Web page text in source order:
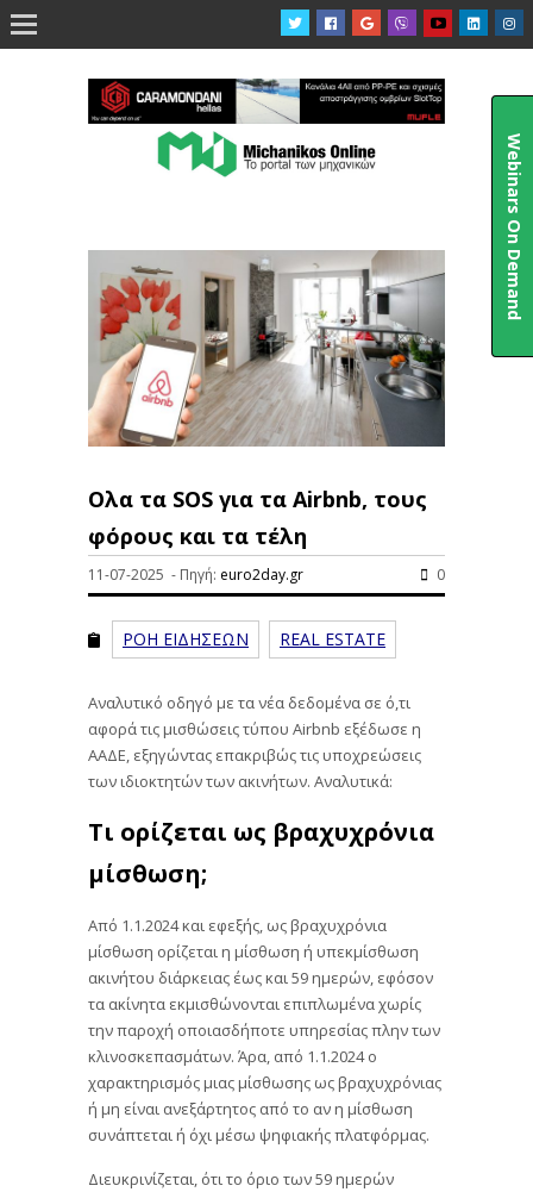

Ολα τα SOS για τα Airbnb, τους
φόρους και τα τέλη
11-07-2025 - Πηγή: euro2day.gr 0
ΡΟΗ ΕΙΔΗΣΕΩΝ REAL ESTATE
Αναλυτικό οδηγό με τα νέα δεδομένα σε ό,τι
αφορά τις μισθώσεις τύπου Airbnb εξέδωσε η
ΑΑΔΕ, εξηγώντας επακριβώς τις υποχρεώσεις
των ιδιοκτητών των ακινήτων. Αναλυτικά:
Τι ορίζεται ως βραχυχρόνια
μίσθωση;
Από 1.1.2024 και εφεξής, ως βραχυχρόνια
μίσθωση ορίζεται η μίσθωση ή υπεκμίσθωση
ακινήτου διάρκειας έως και 59 ημερών, εφόσον
τα ακίνητα εκμισθώνονται επιπλωμένα χωρίς
την παροχή οποιασδήποτε υπηρεσίας πλην των
κλινοσκεπασμάτων. Άρα, από 1.1.2024 ο
χαρακτηρισμός μιας μίσθωσης ως βραχυχρόνιας
ή μη είναι ανεξάρτητος από το αν η μίσθωση
συνάπτεται ή όχι μέσω ψηφιακής πλατφόρμας.
Διευκρινίζεται, ότι το όριο των 59 ημερών
Webinars On Demand